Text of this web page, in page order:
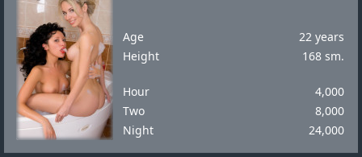
Age
22 years
Height
168 sm.
Hour
4,000
Two
8,000
Night
24,000